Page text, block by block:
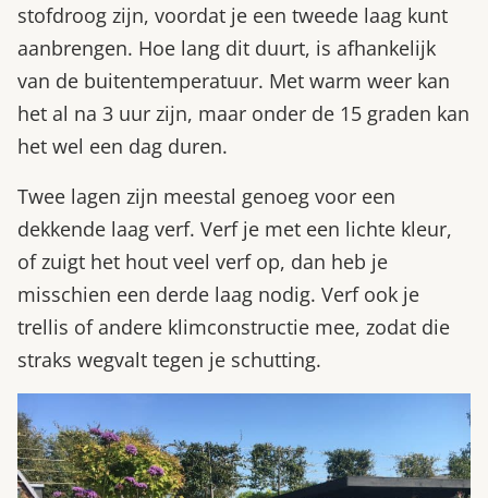
stofdroog zijn, voordat je een tweede laag kunt
aanbrengen. Hoe lang dit duurt, is afhankelijk
van de buitentemperatuur. Met warm weer kan
het al na 3 uur zijn, maar onder de 15 graden kan
het wel een dag duren.
Twee lagen zijn meestal genoeg voor een
dekkende laag verf. Verf je met een lichte kleur,
of zuigt het hout veel verf op, dan heb je
misschien een derde laag nodig. Verf ook je
trellis of andere klimconstructie mee, zodat die
straks wegvalt tegen je schutting.